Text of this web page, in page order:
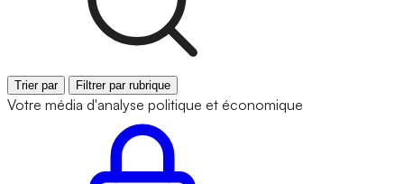
Trier par Filtrer par rubrique
Votre média d'analyse politique et économique